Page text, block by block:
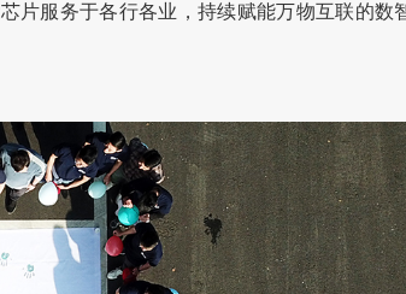
片服务于各行各业，持续赋能万物互联的数